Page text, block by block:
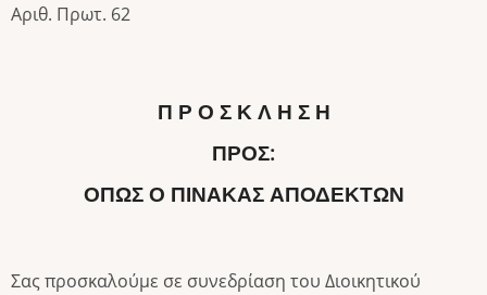
Αριθ. Πρωτ. 62
Π Ρ Ο Σ Κ Λ Η Σ Η
ΠΡΟΣ:
ΌΠΩΣ Ο ΠΊΝΑΚΑΣ ΑΠΟΔΕΚΤΏΝ
Σας προσκαλούμε σε συνεδρίαση του Διοικητικού